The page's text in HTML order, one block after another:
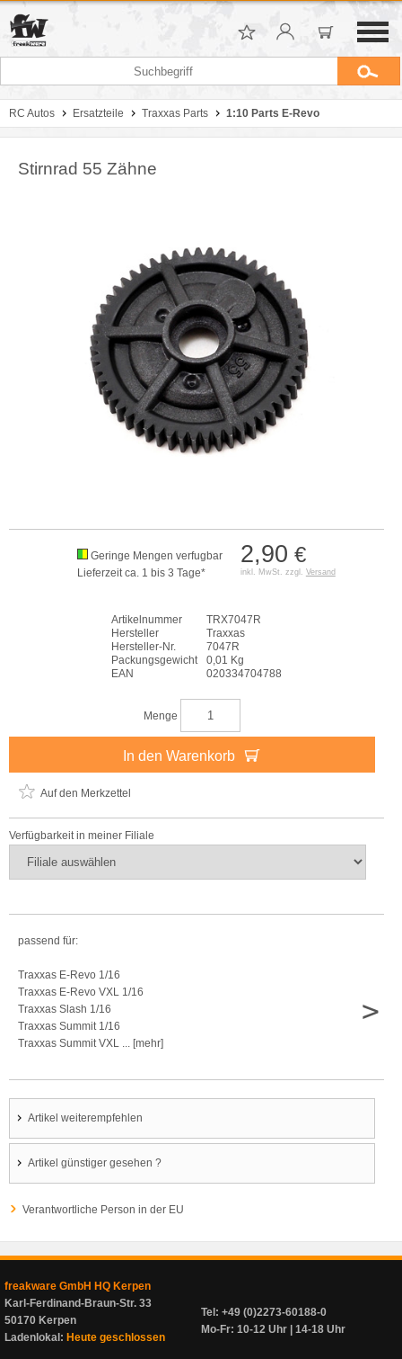
RC Autos Ersatzteile Traxxas Parts 1:10 Parts E-Revo
Stirnrad 55 Zähne
2,90 €
inkl. MwSt. zzgl. Versand
Geringe Mengen verfugbar
Lieferzeit ca. 1 bis 3 Tage*
Artikelnummer
TRX7047R
Hersteller
Traxxas
Hersteller-Nr.
7047R
Packungsgewicht
0,01 Kg
EAN
020334704788
Menge
In den Warenkorb
Auf den Merkzettel
Verfügbarkeit in meiner Filiale
passend für:
Traxxas E-Revo 1/16
Traxxas E-Revo VXL 1/16
Traxxas Slash 1/16
Traxxas Summit 1/16
Traxxas Summit VXL ... [mehr]
>
Artikel weiterempfehlen
Artikel günstiger gesehen ?
Verantwortliche Person in der EU
freakware GmbH HQ Kerpen
Karl-Ferdinand-Braun-Str. 33
50170 Kerpen
Ladenlokal: Heute geschlossen
Tel: +49 (0)2273-60188-0
Mo-Fr: 10-12 Uhr | 14-18 Uhr